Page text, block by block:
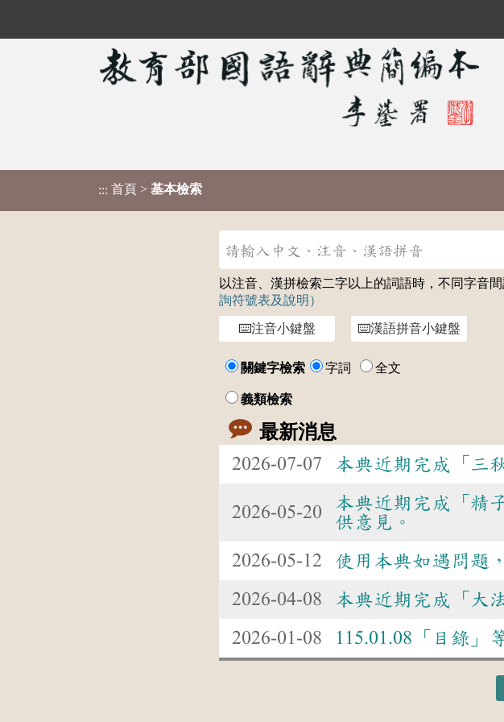
::: 首頁 > 基本檢索
以注音、漢拼檢索二字以上的詞語時，不同字音
詢符號表及說明）
注音小鍵盤 漢語拼音小鍵盤
關鍵字檢索 字詞 全文
義類檢索
最新消息
2026-07-07 本典近期完成「三
2026-05-20
本典近期完成「精
供意見。
2026-05-12
使用本典如遇問題
2026-04-08
本典近期完成「大
2026-01-08
115.01.08「目錄」